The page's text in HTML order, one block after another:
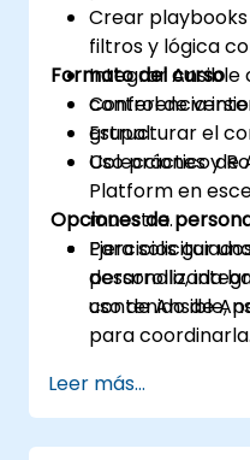
Crear
filtros y lógica
Integrar Ansible
control de
Estructurar el
Colecciones y
Formato del curso
Conferencia
grupal.
Uso práctico de
Platform en
muestra.
Ejercicios
desarrollo,
contenido de
Opciones de
Para solicitar
personalizada
uso de Ansible,
para coordinarla.
Leer más...